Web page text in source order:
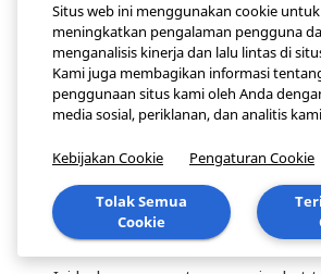
Situs web ini menggunakan cookie untuk
meningkatkan pengalaman pengguna
menganalisis kinerja dan lalu lintas di
Kami juga membagikan informasi
penggunaan situs kami oleh Anda
media sosial, periklanan, dan analitis
Kebijakan Cookie Pengaturan Cookie
Tolak Semua
Cookie